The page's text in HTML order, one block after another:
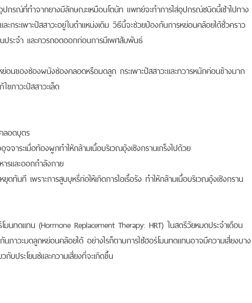
รณ์ที่ทำจากยางมีลักษณะเหมือนโดนัท แพทย์จะทำการใส่อุปกรณ์ชนิดนี้เช้าไปทาง
ะกระเพาะปัสสาวะอยู่ในตำแหน่งเดิม วิธีนี้จะช่วยป้องกันการหย่อนคล้อยได้ชั่วคราว
ประจำ และควรถอดออกก่อนการมีเพศสัมพันธ์
อนของช่องผนังช่องคลอดหรือมดลูก กระเพาะปัสสาวะและทวารหนักค่อนข้างมาก
ภาวะปัสสาวะเล็ด
ลอดบุตร
จาระเมื่อท้องผูกทำให้กล้ามเนื้อบริเวณอุ้งเชิงกรานเกร็งไปด้วย
รและออกกำลังกาย
นที เพราะการสูบบุหรี่ก่อให้เกิดการไอเรื้อรัง ทำให้กล้ามเนื้อบริเวณอุ้งเชิงกราน
มนทดแทน (Hormone Replacement Therapy: HRT) ในสตรีวัยหมดประจำเดือน
นภาวะมดลูกหย่อนคล้อยได้ อย่างไรก็ตามการใช้ฮอร์โมนทดแทนอาจมีความเสี่ยงบาง
บประโยนช์และความเสี่ยงที่จะเกิดขึ้น